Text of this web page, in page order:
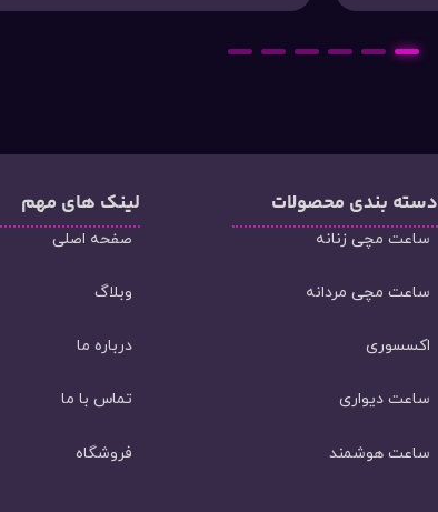
1
2
3
4
5
دسته‌ بندی محصولات
ساعت مچی زنانه
ساعت مچی مردانه
اکسسوری
ساعت دیواری
ساعت هوشمند
لینک های مهم
صفحه اصلی
وبلاگ
درباره ما
تماس با ما
فروشگاه